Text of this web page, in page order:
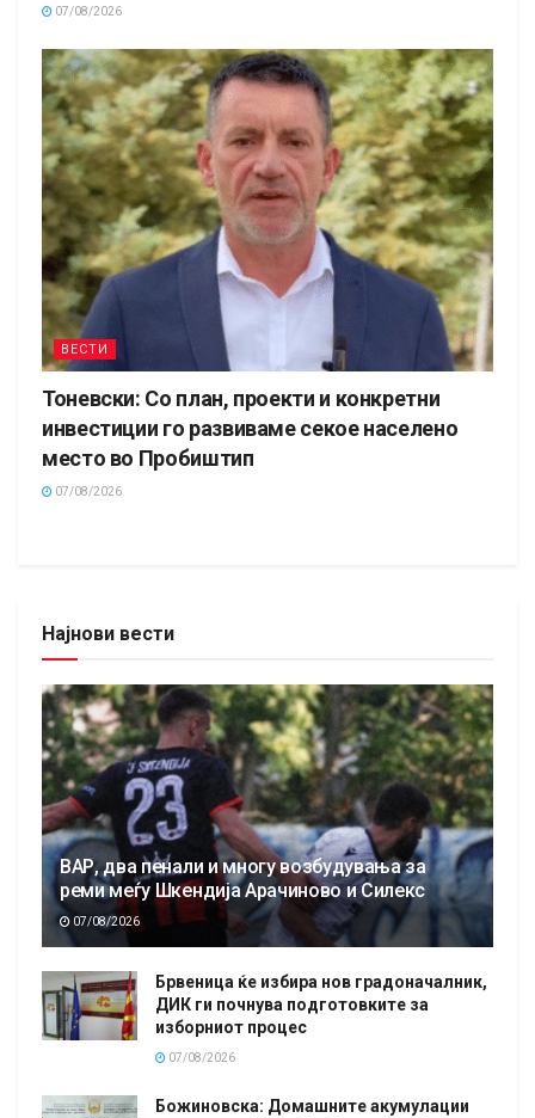
07/08/2026
ВЕСТИ
Тоневски: Со план, проекти и конкретни
инвестиции го развиваме секое населено
место во Пробиштип
07/08/2026
Најнови вести
ВАР, два пенали и многу возбудувања за
реми меѓу Шкендија Арачиново и Силекс
07/08/2026
Брвеница ќе избира нов градоначалник,
ДИК ги почнува подготовките за
изборниот процес
07/08/2026
Божиновска: Домашните акумулации